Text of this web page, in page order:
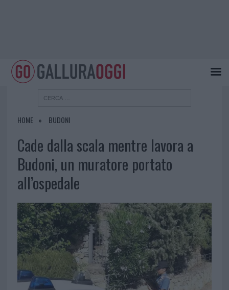
HOME BUDONI
Cade dalla scala mentre lavora a
Budoni, un muratore portato
all’ospedale